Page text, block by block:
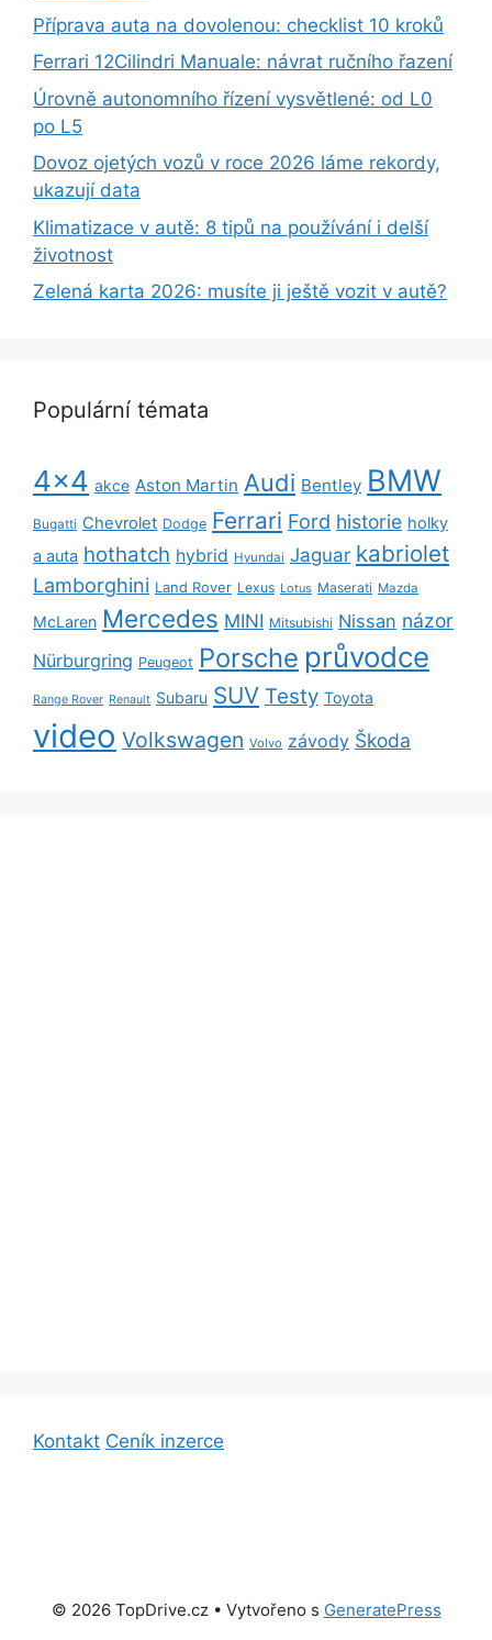
Příprava auta na dovolenou: checklist 10 kroků
Ferrari 12Cilindri Manuale: návrat ručního řazení
Úrovně autonomního řízení vysvětlené: od L0
po L5
Dovoz ojetých vozů v roce 2026 láme rekordy,
ukazují data
Klimatizace v autě: 8 tipů na používání i delší
životnost
Zelená karta 2026: musíte ji ještě vozit v autě?
Populární témata
4x4 akce Aston Martin Audi Bentley BMW
Bugatti Chevrolet Dodge Ferrari Ford historie holky
a auta hothatch hybrid Hyundai Jaguar kabriolet
Lamborghini Land Rover Lexus Lotus Maserati Mazda
McLaren Mercedes MINI Mitsubishi Nissan názor
Nürburgring Peugeot Porsche průvodce
Range Rover Renault Subaru SUV Testy Toyota
video Volkswagen Volvo závody Škoda
Kontakt Ceník inzerce
© 2026 TopDrive.cz• Vytvořeno s GeneratePress